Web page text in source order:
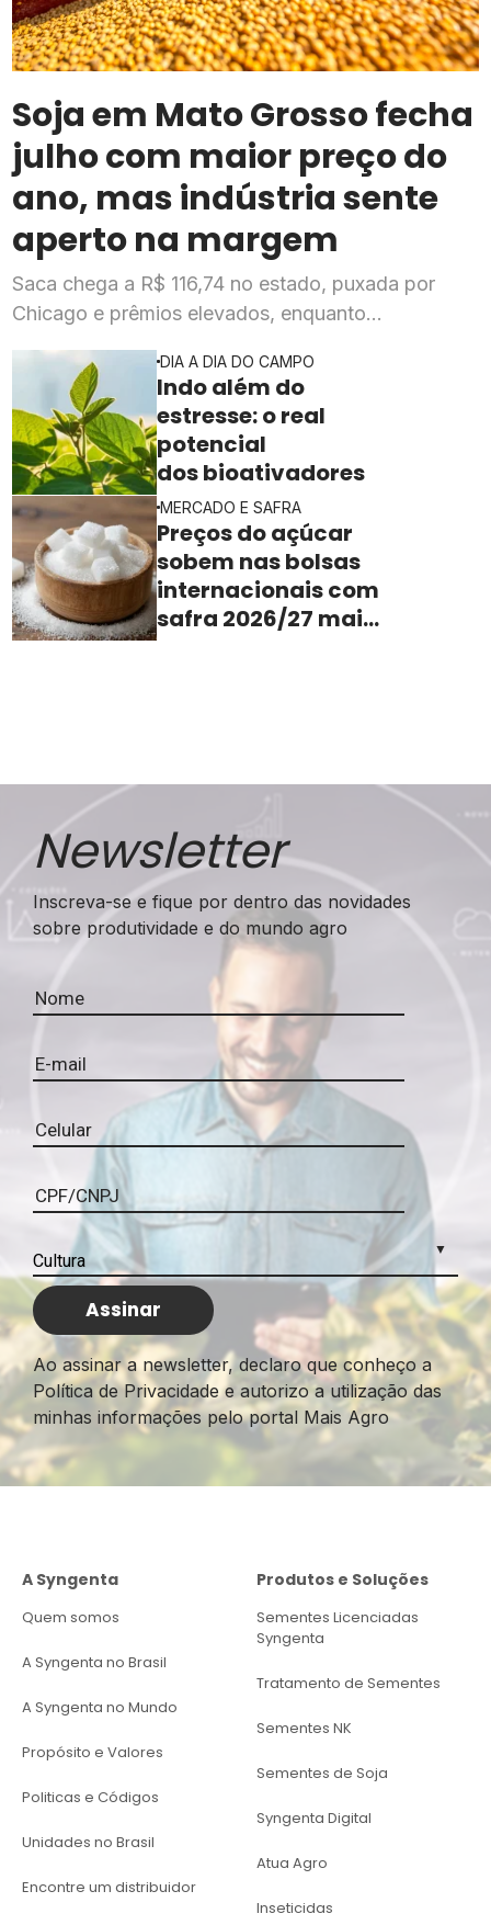
Soja em Mato Grosso fecha
julho com maior preço do
ano, mas indústria sente
aperto na margem
Saca chega a R$ 116,74 no estado, puxada por
Chicago e prêmios elevados, enquanto
rentabilidade
DIA A DIA DO CAMPO
Indo além do
estresse: o real
potencial
dos bioativadores
MERCADO E SAFRA
Preços do açúcar
sobem nas bolsas
internacionais com
safra 2026/27 mais
Newsletter
Inscreva-se e fique por dentro das novidades
sobre produtividade e do mundo agro
Ao assinar a newsletter, declaro que conheço a
Política de Privacidade e autorizo a utilização das
minhas informações pelo portal Mais Agro
A Syngenta
Quem somos
A Syngenta no Brasil
A Syngenta no Mundo
Propósito e Valores
Politicas e Códigos
Unidades no Brasil
Encontre um distribuidor
Produtos e Soluções
Sementes Licenciadas
Syngenta
Tratamento de Sementes
Sementes NK
Sementes de Soja
Syngenta Digital
Atua Agro
Inseticidas